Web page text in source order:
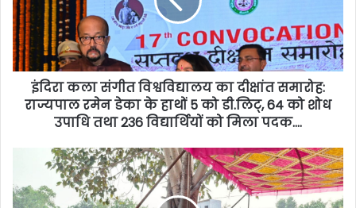
इंदिरा कला संगीत विश्वविद्यालय का दीक्षांत समारोह:
राज्यपाल रमेन डेका के हाथों 5 को डी.लिट्, 64 को शोध
उपाधि तथा 236 विद्यार्थियों को मिला पदक….